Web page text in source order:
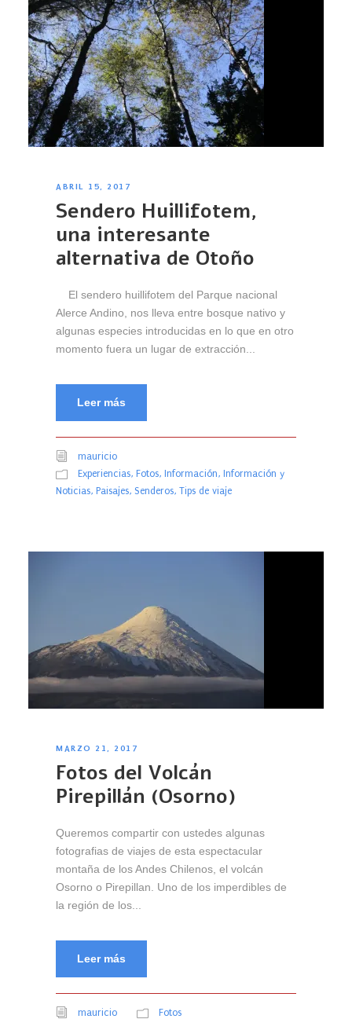
ABRIL 15, 2017
Sendero Huillifotem,
una interesante
alternativa de Otoño
El sendero huillifotem del Parque nacional
Alerce Andino, nos lleva entre bosque nativo y
algunas especies introducidas en lo que en otro
momento fuera un lugar de extracción...
Leer más
mauricio
Experiencias, Fotos, Información, Información y
Noticias, Paisajes, Senderos, Tips de viaje
MARZO 21, 2017
Fotos del Volcán
Pirepillán (Osorno)
Queremos compartir con ustedes algunas
fotografias de viajes de esta espectacular
montaña de los Andes Chilenos, el volcán
Osorno o Pirepillan. Uno de los imperdibles de
la región de los...
Leer más
mauricio Fotos